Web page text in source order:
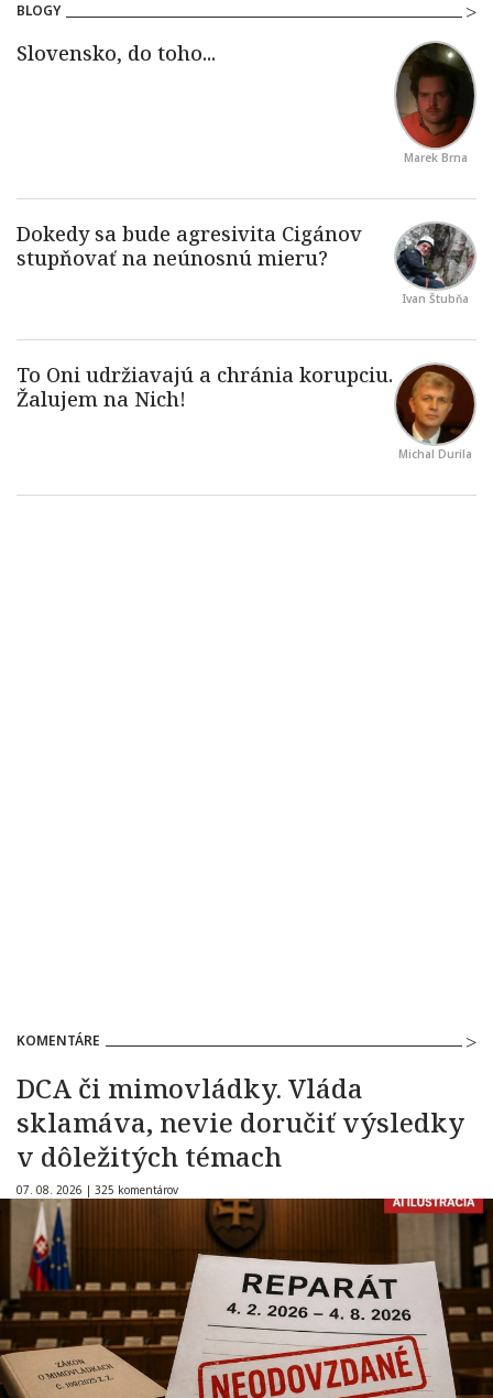
BLOGY
Marek Brna
Ivan Štubňa
Michal Durila
KOMENTÁRE
DCA či mimovládky. Vláda
sklamáva, nevie doručiť výsledky
v dôležitých témach
07. 08. 2026 | 325 komentárov